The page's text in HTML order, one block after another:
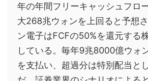
年の年間フリーキャッシュフロ
大268兆ウォンを上回ると予想
ン電子はFCFの50%を還元する
している。毎年9兆8000億ウォ
を支払い、超過分は特別配当と